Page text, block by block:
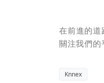
在前進的
關注我們的
Knnex